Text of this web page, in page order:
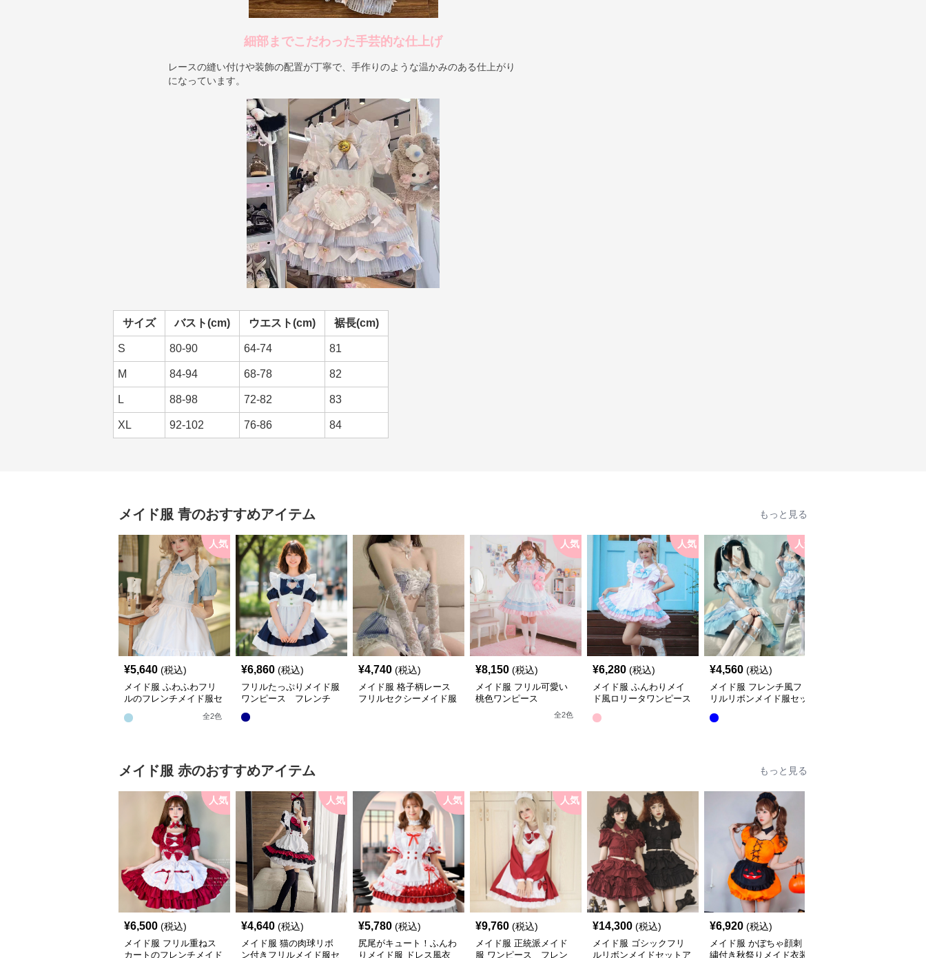
細部までこだわった手芸的な仕上げ
レースの縫い付けや装飾の配置が丁寧で、手作りのような温かみのある仕上がり
になっています。
サイズ バスト(cm) ウエスト(cm) 裾長(cm)
S 80-90 64-74 81
M 84-94 68-78 82
L 88-98 72-82 83
XL 92-102 76-86 84
メイド服 青のおすすめアイテム もっと見る
人気
¥5,640 (税込)
メイド服 ふわふわフリ
ルのフレンチメイド服セ
全2色
¥6,860 (税込)
フリルたっぷりメイド服
ワンピース フレンチ
¥4,740 (税込)
メイド服 格子柄レース
フリルセクシーメイド服
人気
¥8,150 (税込)
メイド服 フリル可愛い
桃色ワンピース
全2色
人気
¥6,280 (税込)
メイド服 ふんわりメイ
ド風ロリータワンピース
人気
¥4,560 (税込)
メイド服 フレンチ風フ
リルリボンメイド服セッ
メイド服 赤のおすすめアイテム もっと見る
人気
¥6,500 (税込)
メイド服 フリル重ねス
カートのフレンチメイド
人気
¥4,640 (税込)
メイド服 猫の肉球リボ
ン付きフリルメイド服セ
人気
¥5,780 (税込)
尻尾がキュート！ふんわ
りメイド服 ドレス風衣
人気
¥9,760 (税込)
メイド服 正統派メイド
服 ワンピース フレン
¥14,300 (税込)
メイド服 ゴシックフリ
ルリボンメイドセットア
¥6,920 (税込)
メイド服 かぼちゃ顔刺
繍付き秋祭りメイド衣装